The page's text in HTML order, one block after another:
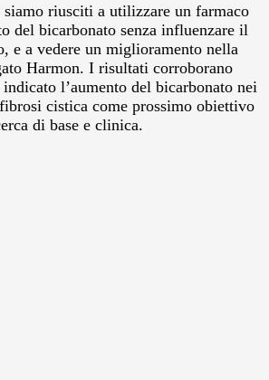
riusciti a utilizzare un farmaco
del bicarbonato senza influenzare il
e a vedere un miglioramento nella
Harmon. I risultati corroborano
l’aumento del bicarbonato nei
cistica come prossimo obiettivo
di base e clinica.